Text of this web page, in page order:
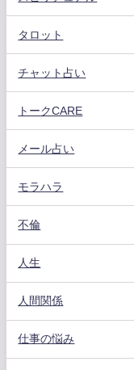
タロット
チャット占い
トークCARE
メール占い
モラハラ
不倫
人生
人間関係
仕事の悩み